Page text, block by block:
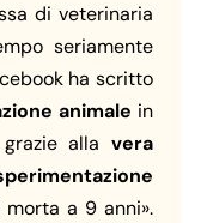
di veterinaria
seriamente
ha scritto
animale in
alla vera
a 9 anni».